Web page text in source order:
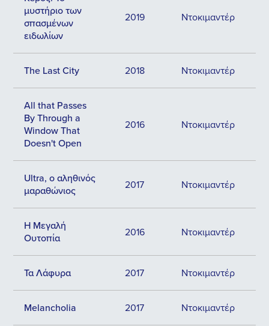
μυστήριο των
σπασμένων
ειδωλίων
2019 Ντοκιμαντέρ
The Last City 2018 Ντοκιμαντέρ
All that Passes
By Through a
Window That
Doesn't Open
2016 Ντοκιμαντέρ
Ultra, ο αληθινός
μαραθώνιος
2017 Ντοκιμαντέρ
Η Μεγαλή
Ουτοπία
2016 Ντοκιμαντέρ
Τα Λάφυρα 2017 Ντοκιμαντέρ
Melancholia 2017 Ντοκιμαντέρ